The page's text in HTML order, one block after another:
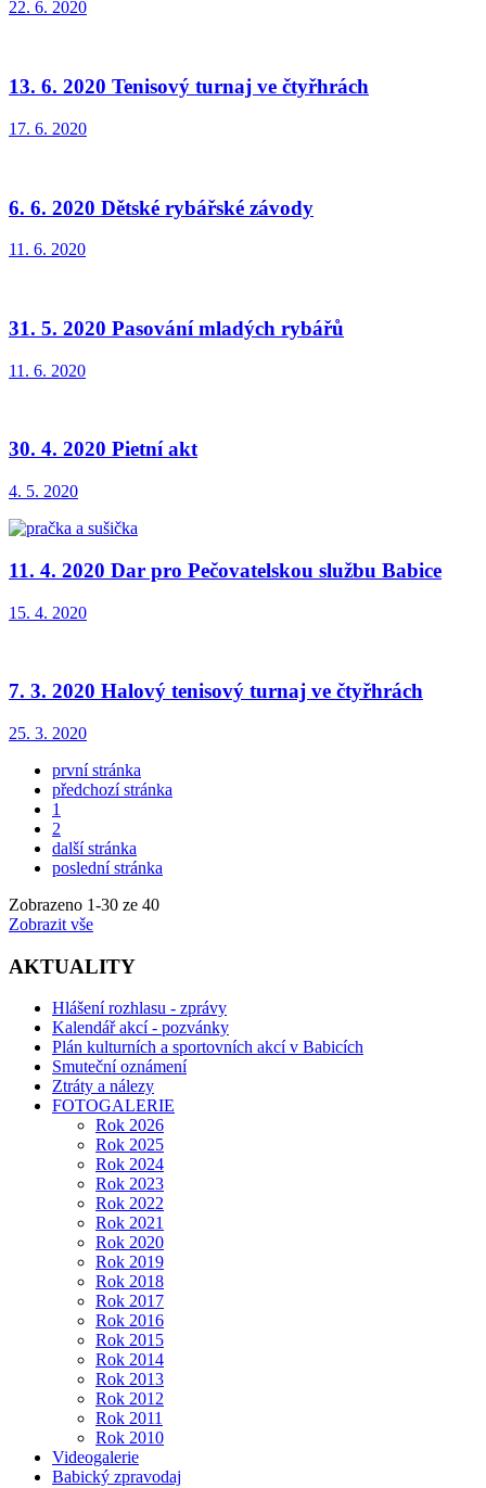
22. 6. 2020
13. 6. 2020 Tenisový turnaj ve čtyřhrách
17. 6. 2020
6. 6. 2020 Dětské rybářské závody
11. 6. 2020
31. 5. 2020 Pasování mladých rybářů
11. 6. 2020
30. 4. 2020 Pietní akt
4. 5. 2020
11. 4. 2020 Dar pro Pečovatelskou službu Babice
15. 4. 2020
7. 3. 2020 Halový tenisový turnaj ve čtyřhrách
25. 3. 2020
první stránka
předchozí stránka
1
2
další stránka
poslední stránka
Zobrazeno 1-30 ze 40
Zobrazit vše
AKTUALITY
Hlášení rozhlasu - zprávy
Kalendář akcí - pozvánky
Plán kulturních a sportovních akcí v Babicích
Smuteční oznámení
Ztráty a nálezy
FOTOGALERIE
Rok 2026
Rok 2025
Rok 2024
Rok 2023
Rok 2022
Rok 2021
Rok 2020
Rok 2019
Rok 2018
Rok 2017
Rok 2016
Rok 2015
Rok 2014
Rok 2013
Rok 2012
Rok 2011
Rok 2010
Videogalerie
Babický zpravodaj